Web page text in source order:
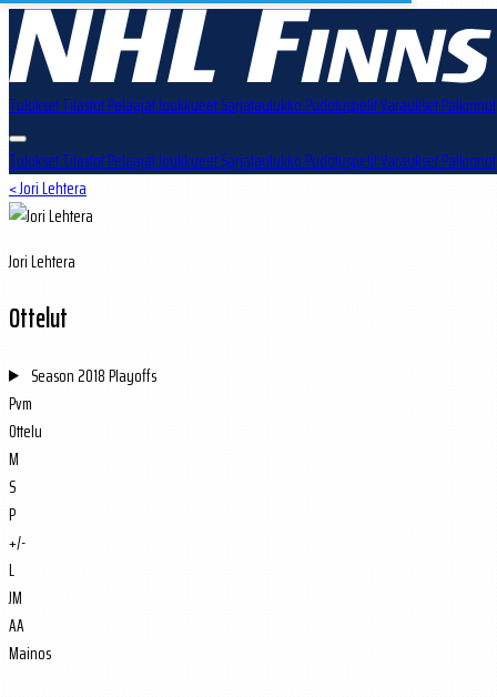
TuloksetTilastotPelaajatJoukkueetSarjataulukkoPudotuspelitVarauksetPalkinnot
TuloksetTilastotPelaajatJoukkueetSarjataulukkoPudotuspelitVarauksetPalkinnot
< Jori Lehtera
Jori Lehtera
Ottelut
Season2018 Playoffs
Pvm
Ottelu
M
S
P
+/-
L
JM
AA
Mainos